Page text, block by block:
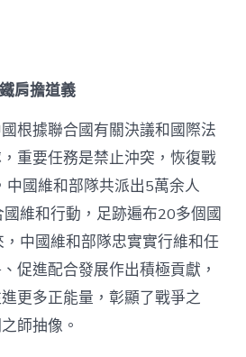
肩擔道義
根據聯合國有關決議和國際法
重要任務是禁止沖突，恢復戰
國維和部隊共派出5萬余人
維和行動，足跡遍布20多個國
中國維和部隊忠實實行維和任
促進配合發展作出積極貢獻，
更多正能量，彰顯了戰爭之
師抽像。